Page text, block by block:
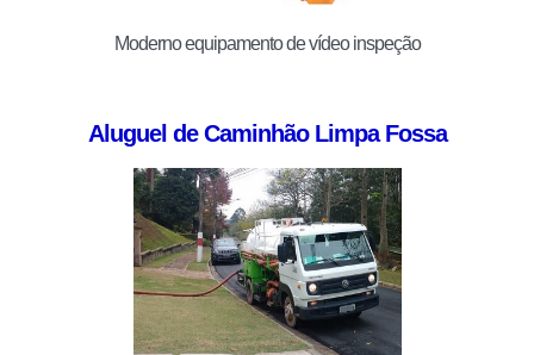
Moderno equipamento de vídeo inspeção
Aluguel de Caminhão Limpa Fossa